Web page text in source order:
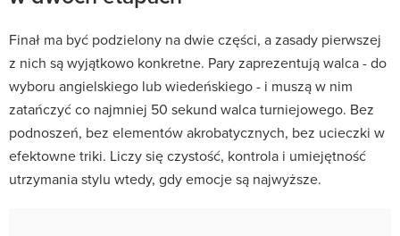
Finał ma być podzielony na dwie części, a zasady pierwszej
z nich są wyjątkowo konkretne. Pary zaprezentują walca - do
wyboru angielskiego lub wiedeńskiego - i muszą w nim
zatańczyć co najmniej 50 sekund walca turniejowego. Bez
podnoszeń, bez elementów akrobatycznych, bez ucieczki w
efektowne triki. Liczy się czystość, kontrola i umiejętność
utrzymania stylu wtedy, gdy emocje są najwyższe.